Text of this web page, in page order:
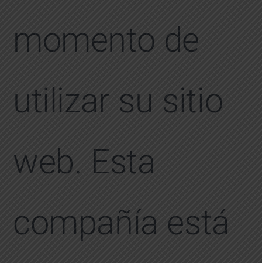
momento de
utilizar su sitio
web. Esta
compañía está